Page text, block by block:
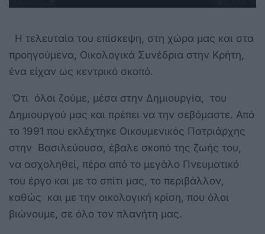
Η τελευταία του επίσκεψη, στη χώρα μας και στα
προηγούμενα, Οικολογικά Συνέδρια στην Κρήτη,
ένα είχαν ως κεντρικό σκοπό.
Ότι όλοι ζούμε, μέσα στην Δημιουργία, του
Δημιουργού μας και πρέπει να την σεβόμαστε. Από
το 1991 που εκλέχτηκε Οικουμενικός Πατριάρχης
στην Βασιλεύουσα, έβαλε σκοπό της ζωής του,
να ασχοληθεί, πέρα από το μεγάλο Πνευματικό
του έργο και με το σπίτι μας, το περιβάλλον,
καθώς και με την οικολογική κρίση, που όλοι
βιώνουμε, σε όλο τον πλανήτη μας.